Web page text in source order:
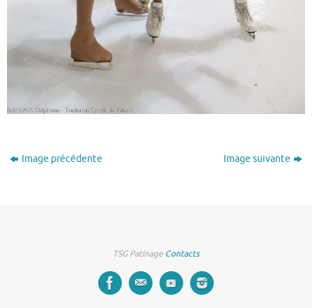
Image précédente Image suivante
TSG Patinage Contacts